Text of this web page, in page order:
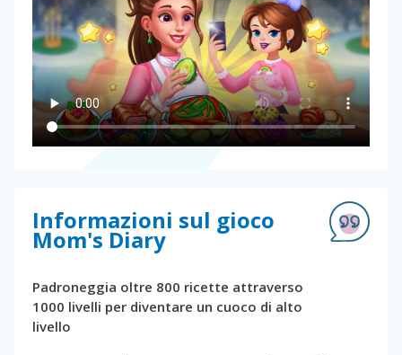
Informazioni sul gioco
Mom's Diary
Padroneggia oltre 800 ricette attraverso
1000 livelli per diventare un cuoco di alto
livello